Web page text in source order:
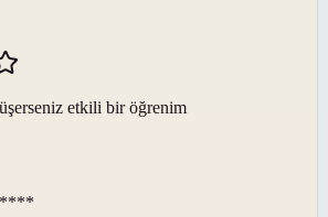
etkili bir öğrenim